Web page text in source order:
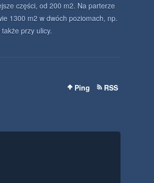
części, od 200 m2. Na parterze
1300 m2 w dwóch poziomach, np.
przy ulicy.
Ping
RSS